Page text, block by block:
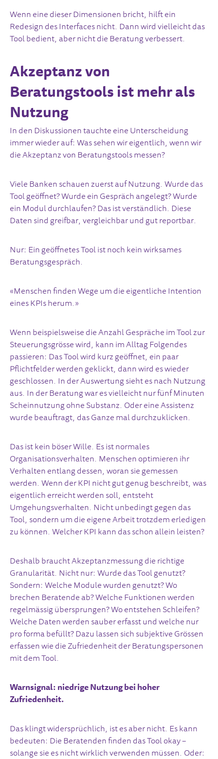
Wenn eine dieser Dimensionen bricht, hilft ein
Redesign des Interfaces nicht. Dann wird vielleicht das
Tool bedient, aber nicht die Beratung verbessert.
Akzeptanz von
Beratungstools ist mehr als
Nutzung
In den Diskussionen tauchte eine Unterscheidung
immer wieder auf: Was sehen wir eigentlich, wenn wir
die Akzeptanz von Beratungstools messen?
Viele Banken schauen zuerst auf Nutzung. Wurde das
Tool geöffnet? Wurde ein Gespräch angelegt? Wurde
ein Modul durchlaufen? Das ist verständlich. Diese
Daten sind greifbar, vergleichbar und gut reportbar.
Nur: Ein geöffnetes Tool ist noch kein wirksames
Beratungsgespräch.
«Menschen finden Wege um die eigentliche Intention
eines KPIs herum.»
Wenn beispielsweise die Anzahl Gespräche im Tool zur
Steuerungsgrösse wird, kann im Alltag Folgendes
passieren: Das Tool wird kurz geöffnet, ein paar
Pflichtfelder werden geklickt, dann wird es wieder
geschlossen. In der Auswertung sieht es nach Nutzung
aus. In der Beratung war es vielleicht nur fünf Minuten
Scheinnutzung ohne Substanz. Oder eine Assistenz
wurde beauftragt, das Ganze mal durchzuklicken.
Das ist kein böser Wille. Es ist normales
Organisationsverhalten. Menschen optimieren ihr
Verhalten entlang dessen, woran sie gemessen
werden. Wenn der KPI nicht gut genug beschreibt, was
eigentlich erreicht werden soll, entsteht
Umgehungsverhalten. Nicht unbedingt gegen das
Tool, sondern um die eigene Arbeit trotzdem erledigen
zu können. Welcher KPI kann das schon allein leisten?
Deshalb braucht Akzeptanzmessung die richtige
Granularität. Nicht nur: Wurde das Tool genutzt?
Sondern: Welche Module wurden genutzt? Wo
brechen Beratende ab? Welche Funktionen werden
regelmässig übersprungen? Wo entstehen Schleifen?
Welche Daten werden sauber erfasst und welche nur
pro forma befüllt? Dazu lassen sich subjektive Grössen
erfassen wie die Zufriedenheit der Beratungspersonen
mit dem Tool.
Warnsignal: niedrige Nutzung bei hoher
Zufriedenheit.
Das klingt widersprüchlich, ist es aber nicht. Es kann
bedeuten: Die Beratenden finden das Tool okay –
solange sie es nicht wirklich verwenden müssen. Oder: